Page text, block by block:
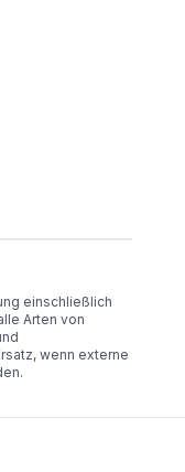
einschließlich
Arten von
wenn externe